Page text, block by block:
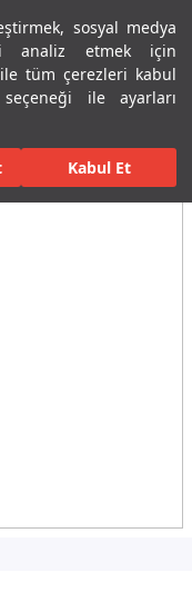
sosyal medya
analiz etmek için
ile tüm çerezleri kabul
ile ayarları
Kabul Et
Menü
Banyo Seramikleri